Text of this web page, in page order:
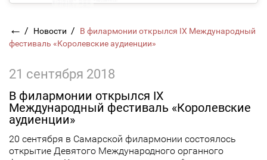
← / Новости /
В филармонии открылся IХ Международный
фестиваль «Королевские аудиенции»
21 сентября 2018
В филармонии открылся IХ
Международный фестиваль «Королевские
аудиенции»
20 сентября в Самарской филармонии состоялось
открытие Девятого Международного органного